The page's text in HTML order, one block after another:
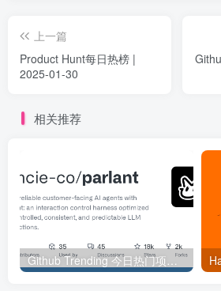
上一篇
Product Hunt每日热榜 |
2025-01-30
相关推荐
Github Trending 今日热门项目 | 2025-09-06